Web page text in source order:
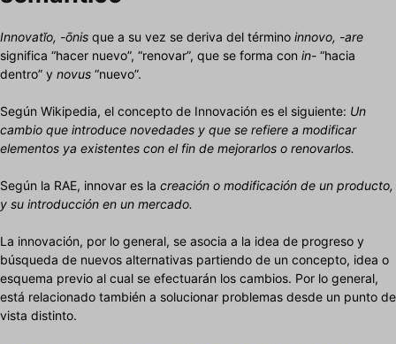
Innovatĭo, -ōnis que a su vez se deriva del término innovo, -are
significa “hacer nuevo”, “renovar”, que se forma con in- “hacia
dentro” y novus “nuevo”.
Según Wikipedia, el concepto de Innovación es el siguiente: Un
cambio que introduce novedades y que se refiere a modificar
elementos ya existentes con el fin de mejorarlos o renovarlos.
Según la RAE, innovar es la creación o modificación de un producto,
y su introducción en un mercado.
La innovación, por lo general, se asocia a la idea de progreso y
búsqueda de nuevos alternativas partiendo de un concepto, idea o
esquema previo al cual se efectuarán los cambios. Por lo general,
está relacionado también a solucionar problemas desde un punto de
vista distinto.